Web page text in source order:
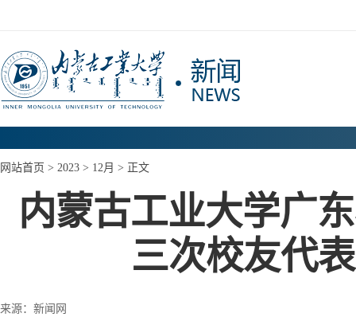
网站首页 > 2023 > 12月 > 正文
内蒙古工业大学广
三次校友代
来源：新闻网